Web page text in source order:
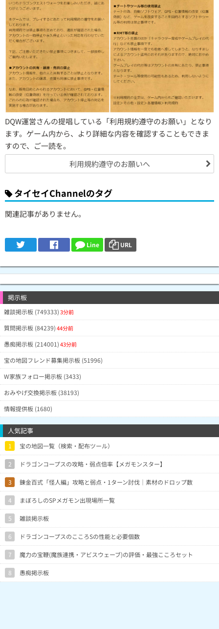
DQW運営さんの提唱している「利用規約遵守のお願い」となり
ます。ゲーム内から、より詳細な内容を確認することもできま
すので、ご一読を。
利用規約遵守のお願いへ
タイセイChannelのタグ
関連記事がありません。
Line URL
掲示板
雑談掲示板 (749333)3分前
質問掲示板 (84239)44分前
愚痴掲示板 (214001)43分前
宝の地図フレンド募集掲示板 (51996)
W家族フォロー掲示板 (3433)
おみやげ交換掲示板 (38193)
情報提供板 (1680)
人気記事
1 宝の地図一覧（検索・配布ツール）
2 ドラゴンコープスの攻略・弱点倍率【メガモンスター】
3 錬金百式「怪人編」攻略と弱点・1ターン討伐｜素材のドロップ数
4 まぼろしのSPメガモン出現場所一覧
5 雑談掲示板
6 ドラゴンコープスのこころSの性能と必要個数
7 魔力の宝鞭(魔族連携・アビスウェーブ)の評価・最強こころセット
8 愚痴掲示板